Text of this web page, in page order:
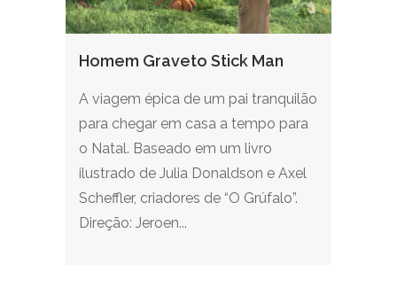
Homem Graveto Stick Man
A viagem épica de um pai tranquilão
para chegar em casa a tempo para
o Natal. Baseado em um livro
ilustrado de Julia Donaldson e Axel
Scheffler, criadores de “O Grúfalo”.
Direção: Jeroen...